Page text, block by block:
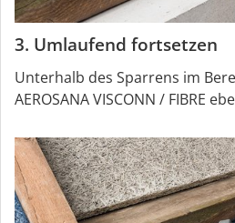
3. Umlaufend fortsetzen
Unterhalb des Sparrens im
AEROSANA VISCONN / FIBRE